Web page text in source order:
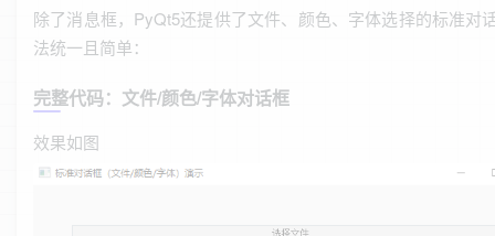
除了消息框，PyQt5还提供了文件、颜色、字体选择的标准对
法统一且简单：
完整代码：文件/颜色/字体对话框
效果如图